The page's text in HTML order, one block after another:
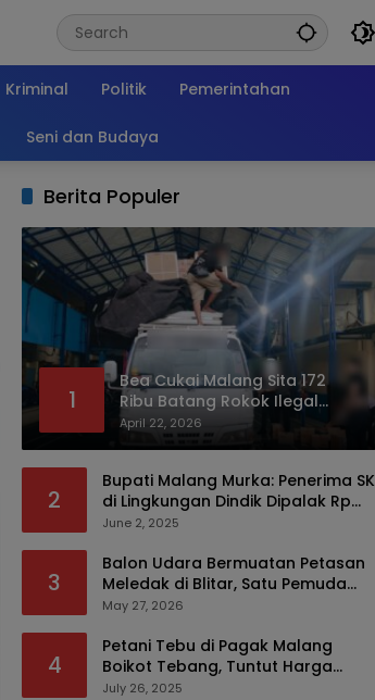
Kriminal Politik Pemerintahan
Seni dan Budaya
Berita Populer
1
Bea Cukai Malang Sita 172
Ribu Batang Rokok Ilegal
Bermodus Kemasan Sabun
April 22, 2026
2
Bupati Malang Murka: Penerima SK
di Lingkungan Dindik Dipalak Rp
150 Ribu Pakai Modus Tumpengan,
June 2, 2025
3
Balon Udara Bermuatan Petasan
Meledak di Blitar, Satu Pemuda
Tewas dan Dua Anak Luka Serius
May 27, 2026
4
Petani Tebu di Pagak Malang
Boikot Tebang, Tuntut Harga
yang Layak
July 26, 2025